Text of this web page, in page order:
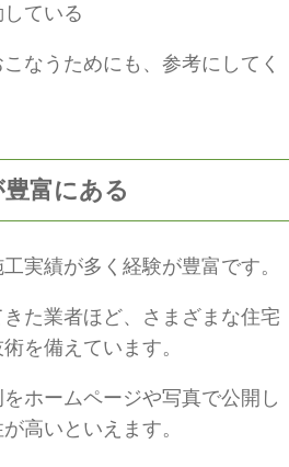
ている
なうためにも、参考にしてく
富にある
実績が多く経験が豊富です。
た業者ほど、さまざまな住宅
を備えています。
ホームページや写真で公開し
高いといえます。